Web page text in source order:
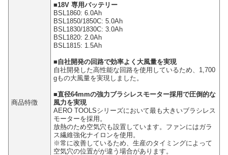
商品特徴
■18V 専用バッテリー
BSL1860: 6.0Ah
BSL1850/1850C: 5.0Ah
BSL1830/1830C: 3.0Ah
BSL1820: 2.0Ah
BSL1815: 1.5Ah
■自社開発の回路で効率よく大風量を実現
自社開発した高性能な回路を使用しているため、1,700
gもの大風量を実現しました。
■直径64mmの強力ブラシレスモーター採用で圧倒的な
風力を実現
AERO TOOLSシリーズにおいて最も大きいブラシレス
モーターを採用。
放熱のため空気穴も設置しています。ファンにはガラ
ス繊維強化ナイロンを使用。
※常に改善しているため、生産のタイミングによって
空気穴の位置がが違う場合があります。